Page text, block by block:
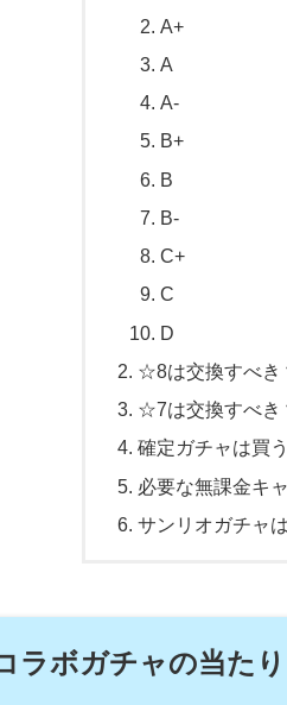
A+
A
A-
B+
B
B-
C+
C
D
☆8は交換すべき
☆7は交換すべき
確定ガチャは買
必要な無課金キ
サンリオガチャ
ラボガチャの当た